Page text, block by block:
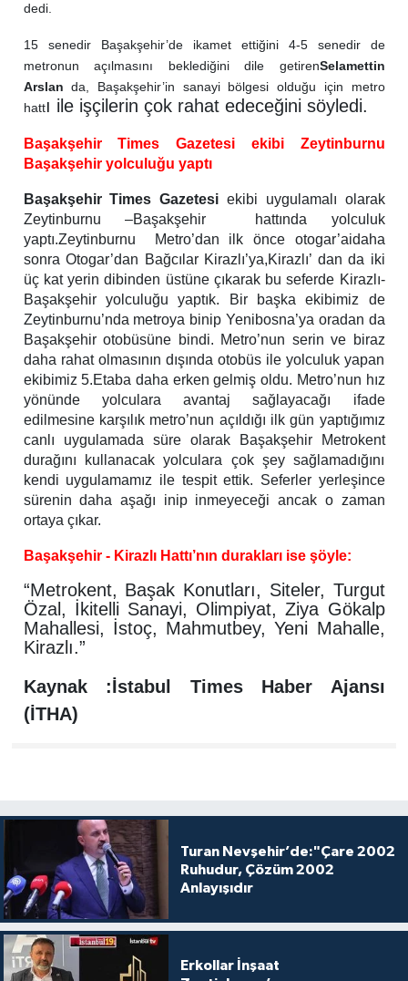
dedi.
15 senedir Başakşehir’de ikamet ettiğini 4-5 senedir de
metronun açılmasını beklediğini dile getirenSelamettin
Arslan da, Başakşehir’in sanayi bölgesi olduğu için metro
hattı ile işçilerin çok rahat edeceğini söyledi.
Başakşehir Times Gazetesi ekibi Zeytinburnu
Başakşehir yolculuğu yaptı
Başakşehir Times Gazetesi ekibi uygulamalı olarak
Zeytinburnu –Başakşehir hattında yolculuk
yaptı.Zeytinburnu Metro’dan ilk önce otogar’aidaha
sonra Otogar’dan Bağcılar Kirazlı’ya,Kirazlı’ dan da iki
üç kat yerin dibinden üstüne çıkarak bu seferde Kirazlı-
Başakşehir yolculuğu yaptık. Bir başka ekibimiz de
Zeytinburnu’nda metroya binip Yenibosna’ya oradan da
Başakşehir otobüsüne bindi. Metro’nun serin ve biraz
daha rahat olmasının dışında otobüs ile yolculuk yapan
ekibimiz 5.Etaba daha erken gelmiş oldu. Metro’nun hız
yönünde yolculara avantaj sağlayacağı ifade
edilmesine karşılık metro’nun açıldığı ilk gün yaptığımız
canlı uygulamada süre olarak Başakşehir Metrokent
durağını kullanacak yolculara çok şey sağlamadığını
kendi uygulamamız ile tespit ettik. Seferler yerleşince
sürenin daha aşağı inip inmeyeceği ancak o zaman
ortaya çıkar.
Başakşehir - Kirazlı Hattı’nın durakları ise şöyle:
“Metrokent, Başak Konutları, Siteler, Turgut
Özal, İkitelli Sanayi, Olimpiyat, Ziya Gökalp
Mahallesi, İstoç, Mahmutbey, Yeni Mahalle,
Kirazlı.”
Kaynak :İstabul Times Haber Ajansı
(İTHA)
Turan Nevşehir’de:"Çare 2002
Ruhudur, Çözüm 2002
Anlayışıdır
Erkollar İnşaat